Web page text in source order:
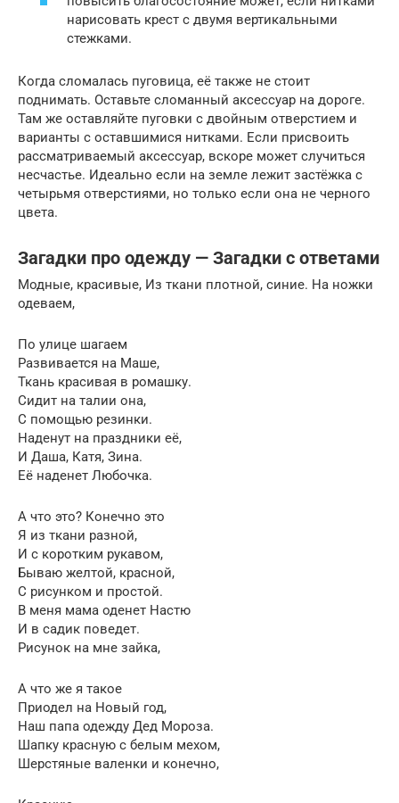
нарисовать крест с двумя вертикальными
стежками.
Когда сломалась пуговица, её также не стоит
поднимать. Оставьте сломанный аксессуар на дороге.
Там же оставляйте пуговки с двойным отверстием и
варианты с оставшимися нитками. Если присвоить
рассматриваемый аксессуар, вскоре может случиться
несчастье. Идеально если на земле лежит застёжка с
четырьмя отверстиями, но только если она не черного
цвета.
Загадки про одежду — Загадки с ответами
Модные, красивые, Из ткани плотной, синие. На ножки
одеваем,
По улице шагаем
Развивается на Маше,
Ткань красивая в ромашку.
Сидит на талии она,
С помощью резинки.
Наденут на праздники её,
И Даша, Катя, Зина.
Её наденет Любочка.
А что это? Конечно это
Я из ткани разной,
И с коротким рукавом,
Бываю желтой, красной,
С рисунком и простой.
В меня мама оденет Настю
И в садик поведет.
Рисунок на мне зайка,
А что же я такое
Приодел на Новый год,
Наш папа одежду Дед Мороза.
Шапку красную с белым мехом,
Шерстяные валенки и конечно,